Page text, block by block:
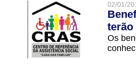
02/01/
terão
Os